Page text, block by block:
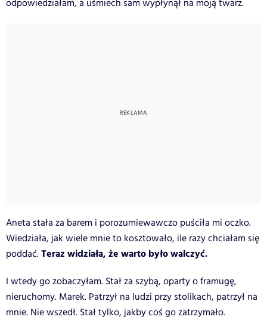
odpowiedziałam, a uśmiech sam wypłynął na moją twarz.
Aneta stała za barem i porozumiewawczo puściła mi oczko.
Wiedziała, jak wiele mnie to kosztowało, ile razy chciałam się
poddać.Teraz widziała, że warto było walczyć.
I wtedy go zobaczyłam. Stał za szybą, oparty o framugę,
nieruchomy. Marek. Patrzył na ludzi przy stolikach, patrzył na
mnie. Nie wszedł. Stał tylko, jakby coś go zatrzymało.